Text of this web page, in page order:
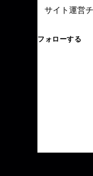
サイト運営
フォローする